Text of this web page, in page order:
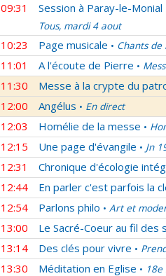
09:31 Session à Paray-le-Monial
Tous, mardi 4 aout
10:23 Page musicale • Chants de
11:01 A l'écoute de Pierre •
11:30 Messe à la crypte du
12:00 Angélus • En direct
12:03 Homélie de la messe •
12:15 Une page d'évangile • Jn
12:31 Chronique d'écologie
12:44 En parler c'est parfois la
12:54 Parlons philo • Art et
13:00 Le Sacré-Coeur au fil des
13:14 Des clés pour vivre •
13:30 Méditation en Eglise •